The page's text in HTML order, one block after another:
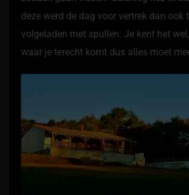
deze werd de dag voor vertrek dan ook
volgeladen met spullen. Je kent het
waar je terecht komt dus alles moet